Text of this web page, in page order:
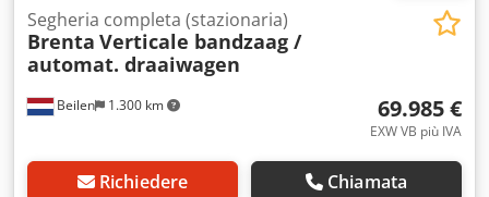
Beilen 1.300 km
Segheria completa (stazionaria)
Brenta Verticale bandzaag /
automat. draaiwagen
69.985 €
EXW VB più IVA
Richiedere Chiamata